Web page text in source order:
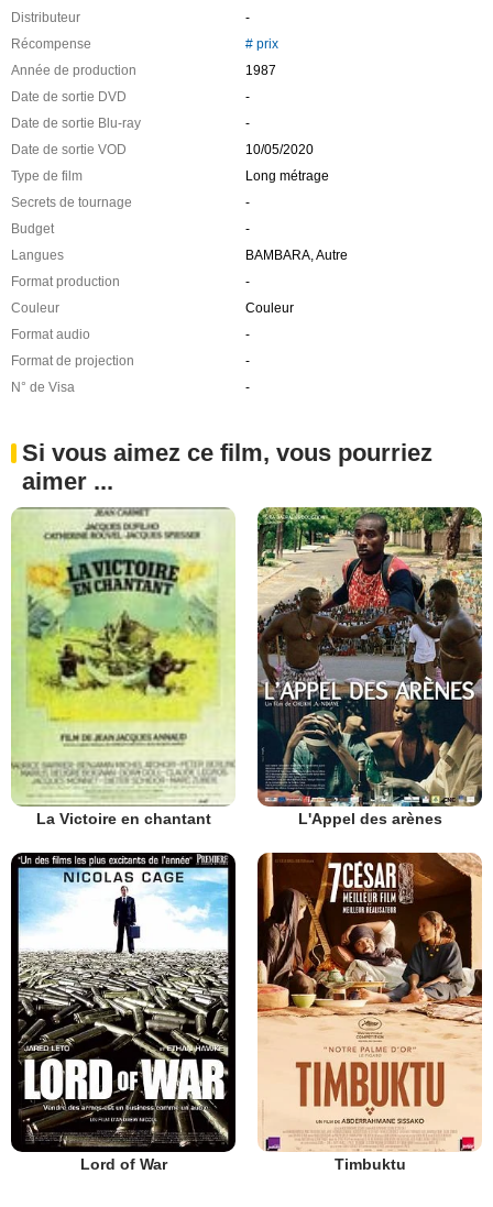
Distributeur
-
Récompense
# prix
Année de production
1987
Date de sortie DVD
-
Date de sortie Blu-ray
-
Date de sortie VOD
10/05/2020
Type de film
Long métrage
Secrets de tournage
-
Budget
-
Langues
BAMBARA, Autre
Format production
-
Couleur
Couleur
Format audio
-
Format de projection
-
N° de Visa
-
Si vous aimez ce film, vous pourriez
aimer ...
La Victoire en chantant L'Appel des arènes
Lord of War Timbuktu